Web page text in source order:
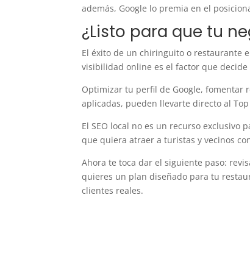
además, Google lo premia en el
¿Listo para que tu
El éxito de un chiringuito o restaurante
visibilidad online es el factor que
Optimizar tu perfil de Google, fomentar
aplicadas, pueden llevarte directo al
El SEO local no es un recurso
que quiera atraer a turistas y vecinos
Ahora te toca dar el siguiente paso:
quieres un plan diseñado para tu
clientes reales.